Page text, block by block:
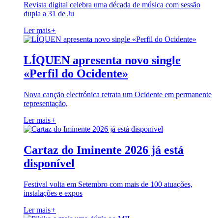
Revista digital celebra uma década de música com sessão
dupla a 31 de Ju
Ler mais+
LÍQUEN apresenta novo single
«Perfil do Ocidente»
Nova canção electrónica retrata um Ocidente em permanente
representação,
Ler mais+
Cartaz do Iminente 2026 já está
disponível
Festival volta em Setembro com mais de 100 atuações,
instalações e expos
Ler mais+